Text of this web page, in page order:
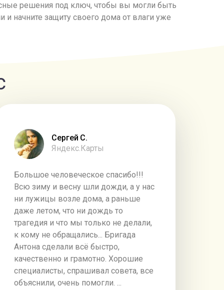
решения под ключ, чтобы вы могли быть
начните защиту своего дома от влаги уже
Сергей С.
Яндекс.Карты
Большое человеческое спасибо!!!
Всю зиму и весну шли дожди, а у нас
ни лужицы возле дома, а раньше
даже летом, что ни дождь то
трагедия и что мы только не делали,
к кому не обращались... Бригада
Антона сделали всё быстро,
качественно и грамотно. Хорошие
специалисты, спрашивал совета, все
объяснили, очень помогли. ...